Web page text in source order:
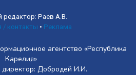
редактор: Раев А.В.
/ контакты • Реклама
агентство «Республика
Карелия»
Добродей И.И.